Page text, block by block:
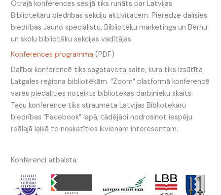
Otrajā konferences sesijā tiks runāts par Latvijas
Bibliotekāru biedrības sekciju aktivitātēm. Pieredzē dalīsies
biedrības Jauno speciālistu, Bibliotēku mārketinga un Bērnu
un skolu bibliotēku sekcijas vadītājas.
Konferences programma (PDF)
Dalībai konferencē tiks sagatavota saite, kura tiks izsūtīta
Latgales reģiona bibliotēkām. “Zoom” platformā konferencē
varēs piedalīties noteikts bibliotēkas darbinieku skaits.
Taču konference tiks straumēta Latvijas Bibliotekāru
biedrības “Facebook” lapā, tādējādi nodrošinot iespēju
reālajā laikā to noskatīties ikvienam interesentam.
Konferenci atbalsta: